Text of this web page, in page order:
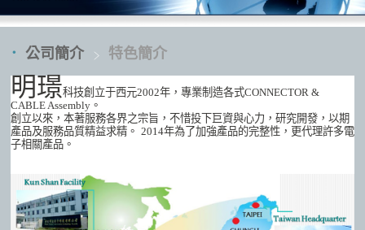
公司簡介 特色簡介
明璟科技創立于西元2002年，專業制造各式CONNECTOR &
CABLE Assembly。
創立以來，本著服務各界之宗旨，不惜投下巨資與心力，研究開發，以期
產品及服務品質精益求精。 2014年為了加強產品的完整性，更代理許多電
子相關產品。